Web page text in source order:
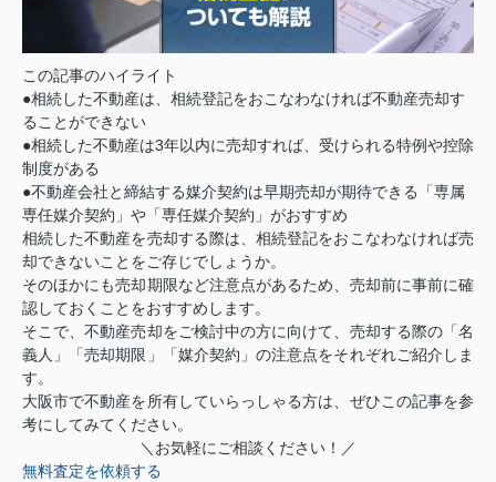
この記事のハイライト
●相続した不動産は、相続登記をおこなわなければ不動産売却す
ることができない
●相続した不動産は3年以内に売却すれば、受けられる特例や控除
制度がある
●不動産会社と締結する媒介契約は早期売却が期待できる「専属
専任媒介契約」や「専任媒介契約」がおすすめ
相続した不動産を売却する際は、相続登記をおこなわなければ売
却できないことをご存じでしょうか。
そのほかにも売却期限など注意点があるため、売却前に事前に確
認しておくことをおすすめします。
そこで、不動産売却をご検討中の方に向けて、売却する際の「名
義人」「売却期限」「媒介契約」の注意点をそれぞれご紹介しま
す。
大阪市で不動産を所有していらっしゃる方は、ぜひこの記事を参
考にしてみてください。
＼お気軽にご相談ください！／
無料査定を依頼する